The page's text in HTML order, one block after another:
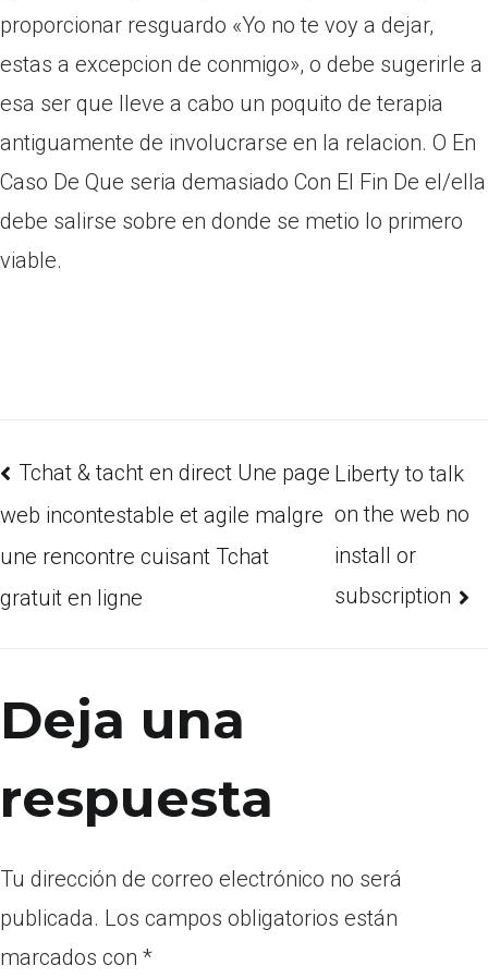
proporcionar resguardo «Yo no te voy a dejar,
estas a excepcion de conmigo», o debe sugerirle a
esa ser que lleve a cabo un poquito de terapia
antiguamente de involucrarse en la relacion. O En
Caso De Que seri­a demasiado Con El Fin De el/ella
debe salirse sobre en donde se metio lo primero
viable.
Tchat & tacht en direct Une page
web incontestable et agile malgre
une rencontre cuisant Tchat
gratuit en ligne
Liberty to talk
on the web no
install or
subscription
Deja una
respuesta
Tu dirección de correo electrónico no será
publicada. Los campos obligatorios están
marcados con *